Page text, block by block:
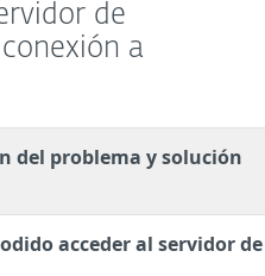
de
a
del problema y solución
acceder al servidor